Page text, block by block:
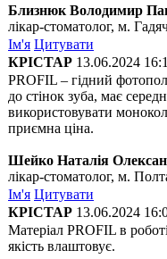
Близнюк Володимир
лікар-стоматолог, м.
Ім'я Цитувати
КРІСТАР 13.06.2024
PROFIL – гідний
до стінок зуба, має
використовувати
приємна ціна.
Шейко Наталія
лікар-стоматолог, м.
Ім'я Цитувати
КРІСТАР 13.06.2024
Матеріал PROFIL в
якість влаштовує.